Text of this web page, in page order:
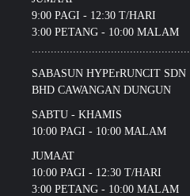
9:00 PAGI - 12:30 T/HARI
3:00 PETANG - 10:00 MALAM
SABASUN HYPErRUNCIT SDN
BHD CAWANGAN DUNGUN
SABTU - KHAMIS
10:00 PAGI - 10:00 MALAM
JUMAAT
10:00 PAGI - 12:30 T/HARI
3:00 PETANG - 10:00 MALAM